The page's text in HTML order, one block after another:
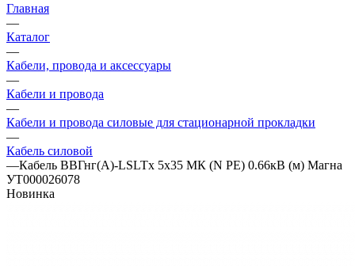
Главная
—
Каталог
—
Кабели, провода и аксессуары
—
Кабели и провода
—
Кабели и провода силовые для стационарной прокладки
—
Кабель силовой
—Кабель ВВГнг(А)-LSLTx 5х35 МК (N PE) 0.66кВ (м) Магна
УТ000026078
Новинка